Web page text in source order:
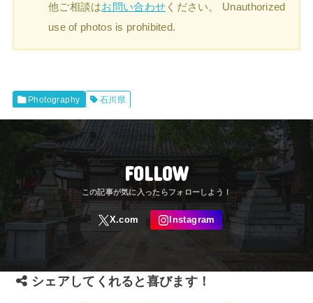
他ご相談はお問い合わせ ください。 Unauthorized
use of photos is prohibited.
Photography 石川県
FOLLOW
シェアしてくれると喜びます！